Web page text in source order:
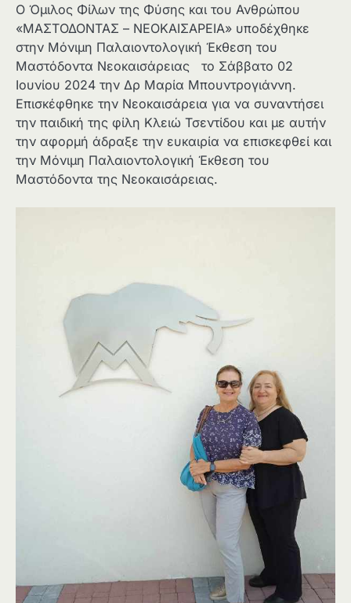
Ο Όμιλος Φίλων της Φύσης και του Ανθρώπου
«ΜΑΣΤΟΔΟΝΤΑΣ – ΝΕΟΚΑΙΣΑΡΕΙΑ» υποδέχθηκε
στην Μόνιμη Παλαιοντολογική Έκθεση του
Μαστόδοντα Νεοκαισάρειας το Σάββατο 02
Ιουνίου 2024 την Δρ Μαρία Μπουντρογιάννη.
Επισκέφθηκε την Νεοκαισάρεια για να συναντήσει
την παιδική της φίλη Κλειώ Τσεντίδου και με αυτήν
την αφορμή άδραξε την ευκαιρία να επισκεφθεί και
την Μόνιμη Παλαιοντολογική Έκθεση του
Μαστόδοντα της Νεοκαισάρειας.